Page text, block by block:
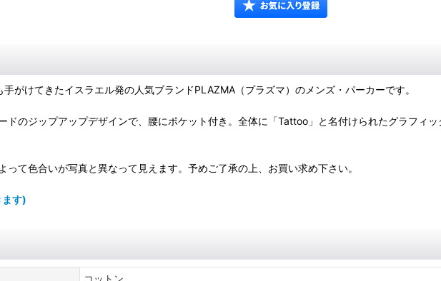
がけてきたイスラエル発の人気ブランドPLAZMA（プラズマ）のメンズ・パーカーです。
ドのジップアップデザインで、腰にポケット付き。全体に「Tattoo」と名付けられたグラフィッ
って色合いが写真と異なって見えます。予めご了承の上、お買い求め下さい。
ます)
コットン